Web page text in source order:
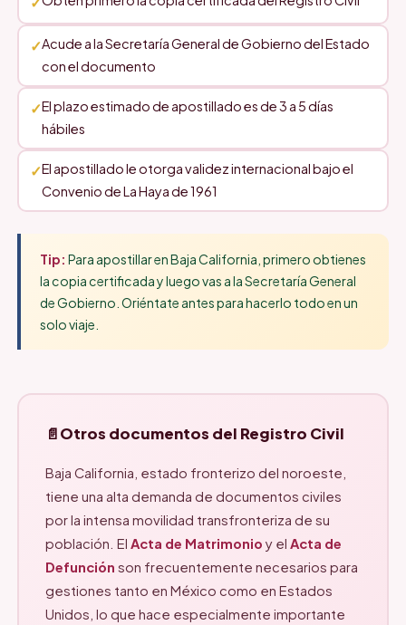
Acude a la Secretaría General de Gobierno del Estado
con el documento
El plazo estimado de apostillado es de 3 a 5 días
hábiles
El apostillado le otorga validez internacional bajo el
Convenio de La Haya de 1961
Tip: Para apostillar en Baja California, primero obtienes
la copia certificada y luego vas a la Secretaría General
de Gobierno. Oriéntate antes para hacerlo todo en un
solo viaje.
Otros documentos del Registro Civil
Baja California, estado fronterizo del noroeste,
tiene una alta demanda de documentos civiles
por la intensa movilidad transfronteriza de su
población. El Acta de Matrimonio y el Acta de
Defunción son frecuentemente necesarios para
gestiones tanto en México como en Estados
Unidos, lo que hace especialmente importante